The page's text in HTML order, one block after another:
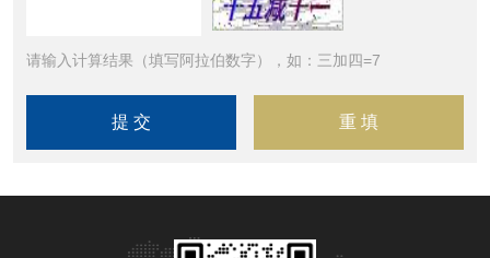
请输入计算结果（填写阿拉伯数字），如：三加四=7